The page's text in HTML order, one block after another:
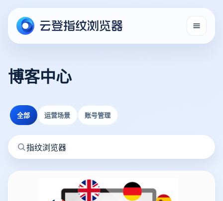
博客中心
全部 运营场景 账号管理